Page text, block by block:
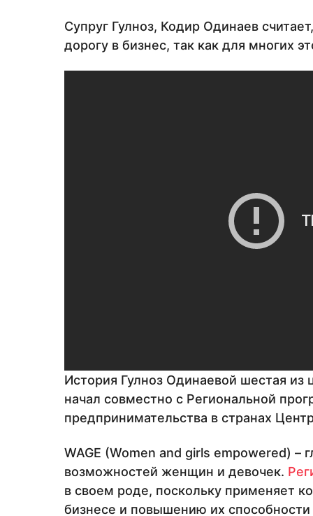
Супруг Гулноз, Кодир Одинаев
дорогу в бизнес, так как для многих
История Гулноз Одинаевой шестая
начал совместно с Региональной
предпринимательства в странах
WAGE (Women and girls empowered)
возможностей женщин и девочек.
в своем роде, поскольку применяет
бизнесе и повышению их способности